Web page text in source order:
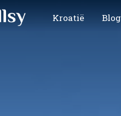
Kroatië Blog